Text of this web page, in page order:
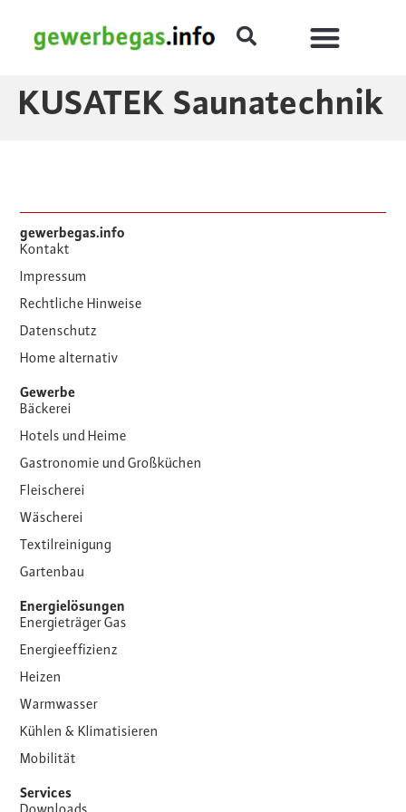
KUSATEK Saunatechnik
gewerbegas.info
Kontakt
Impressum
Rechtliche Hinweise
Datenschutz
Home alternativ
Gewerbe
Bäckerei
Hotels und Heime
Gastronomie und Großküchen
Fleischerei
Wäscherei
Textilreinigung
Gartenbau
Energielösungen
Energieträger Gas
Energieeffizienz
Heizen
Warmwasser
Kühlen & Klimatisieren
Mobilität
Services